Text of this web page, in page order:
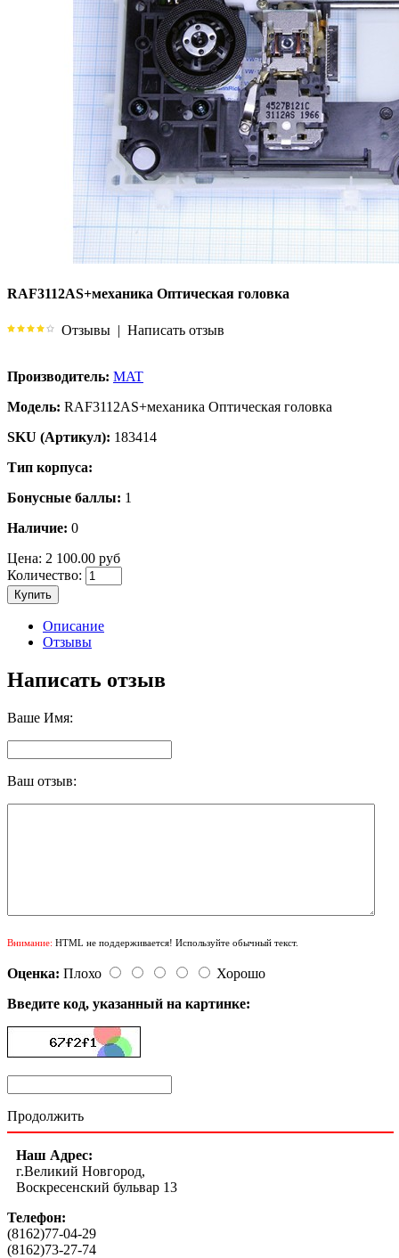
RAF3112AS+механика Оптическая головка
Отзывы | Написать отзыв
Производитель: MAT
Модель: RAF3112AS+механика Оптическая головка
SKU (Артикул): 183414
Тип корпуса:
Бонусные баллы: 1
Наличие: 0
Цена: 2 100.00 руб
Количество:
Купить
Описание
Отзывы
Написать отзыв
Ваше Имя:
Ваш отзыв:
Внимание: HTML не поддерживается! Используйте обычный текст.
Оценка: Плохо
Хорошо
Введите код, указанный на картинке:
Продолжить
Наш Адрес:
г.Великий Новгород,
Воскресенский бульвар 13
Телефон:
(8162)77-04-29
(8162)73-27-74